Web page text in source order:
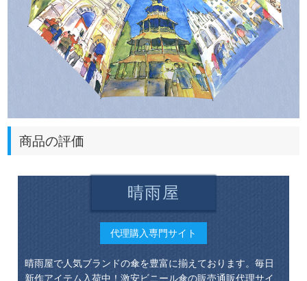
商品の評価
晴雨屋
代理購入専門サイト
晴雨屋で人気ブランドの傘を豊富に揃えております。毎日
新作アイテム入荷中！激安ビニール傘の販売通販代理サイ